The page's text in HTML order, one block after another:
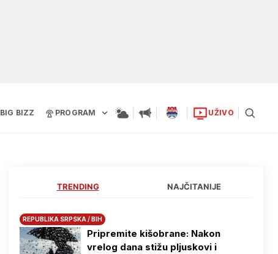
BIG BIZZ PROGRAM UŽIVO
TRENDING NAJČITANIJE
REPUBLIKA SRPSKA / BIH
Pripremite kišobrane: Nakon
vrelog dana stižu pljuskovi i